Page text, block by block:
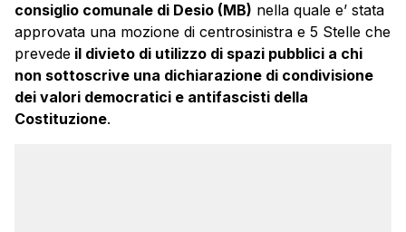
consiglio comunale di Desio (MB) nella quale e’ stata
approvata una mozione di centrosinistra e 5 Stelle che
prevede il divieto di utilizzo di spazi pubblici a chi
non sottoscrive una dichiarazione di condivisione
dei valori democratici e antifascisti della
Costituzione.